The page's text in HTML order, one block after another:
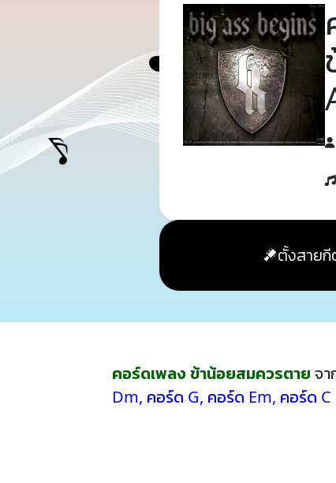
ตั้งสายกี
คอร์ดเพลง ข้าน้อยสมควรตาย จ
Dm, คอร์ด G, คอร์ด Em, คอร์ด C